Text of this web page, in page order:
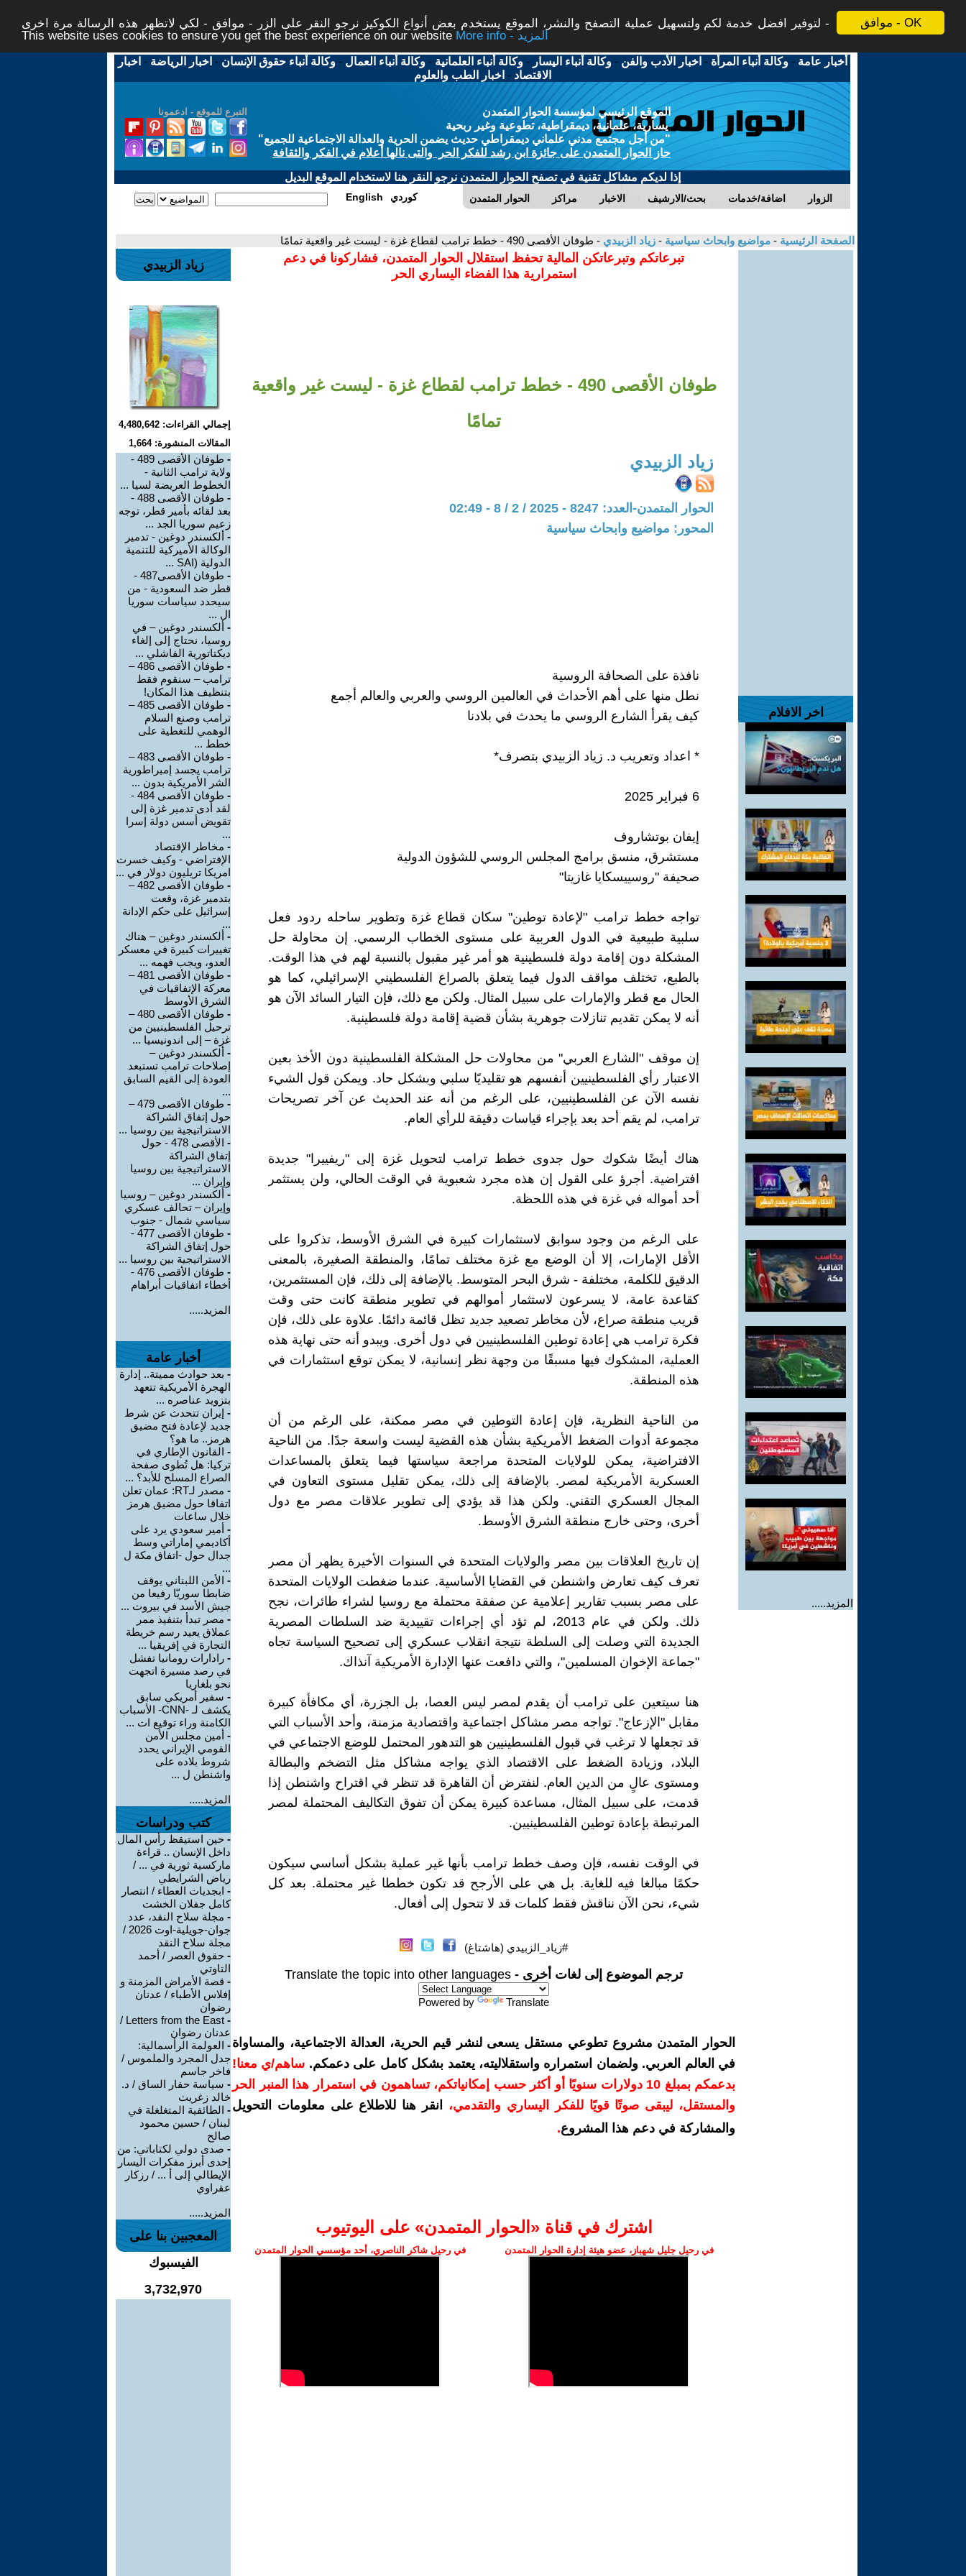
موافق - OK
لتوفير افضل خدمة لكم ولتسهيل عملية التصفح والنشر، الموقع يستخدم بعض أنواع الكوكيز نرجو النقر على الزر - موافق - لكي لاتظهر هذه الرسالة مرة اخرى -
This website uses cookies to ensure you get the best experience on our website
More info - المزيد
أخبار عامة -وكالة أنباء المرأة - اخبار الأدب والفن -وكالة أنباء اليسار -وكالة أنباء العلمانية -وكالة أنباء العمال -وكالة أنباء حقوق الإنسان - اخبار الرياضة - اخبار
الاقتصاد - اخبار الطب والعلوم
التبرع للموقع - ادعمونا
الموقع الرئيسي لمؤسسة الحوار المتمدن
يسارية، علمانية، ديمقراطية، تطوعية وغير ربحية
"من أجل مجتمع مدني علماني ديمقراطي حديث يضمن الحرية والعدالة الاجتماعية للجميع"
حاز الحوار المتمدن على جائزة ابن رشد للفكر الحر والتى نالها أعلام في الفكر والثقافة
إذا لديكم مشاكل تقنية في تصفح الحوار المتمدن نرجو النقر هنا لاستخدام الموقع البديل
الحوار المتمدن مراكز الاخبار بحث/الارشيف اضافة/خدمات الزوار English كوردي
الصفحة الرئيسية - مواضيع وابحاث سياسية - زياد الزبيدي - طوفان الأقصى 490 - خطط ترامب لقطاع غزة - ليست غير واقعية تمامًا
اخر الافلام
المزيد.....
تبرعاتكم وتبرعاتكن المالية تحفظ استقلال الحوار المتمدن، فشاركونا في دعم
استمرارية هذا الفضاء اليساري الحر
طوفان الأقصى 490 - خطط ترامب لقطاع غزة - ليست غير واقعية
تمامًا
زياد الزبيدي
الحوار المتمدن-العدد: 8247 - 2025 / 2 / 8 - 02:49
المحور: مواضيع وابحاث سياسية
نافذة على الصحافة الروسية
نطل منها على أهم الأحداث في العالمين الروسي والعربي والعالم أجمع
كيف يقرأ الشارع الروسي ما يحدث في بلادنا
* اعداد وتعريب د. زياد الزبيدي بتصرف*
6 فبراير 2025
إيفان بوتشاروف
مستشرق، منسق برامج المجلس الروسي للشؤون الدولية
صحيفة "روسييسكايا غازيتا"
تواجه خطط ترامب "لإعادة توطين" سكان قطاع غزة وتطوير ساحله ردود فعل
سلبية طبيعية في الدول العربية على مستوى الخطاب الرسمي. إن محاولة حل
المشكلة دون إقامة دولة فلسطينية هو أمر غير مقبول بالنسبة لهم في هذا الوقت.
بالطبع، تختلف مواقف الدول فيما يتعلق بالصراع الفلسطيني الإسرائيلي، كما هو
الحال مع قطر والإمارات على سبيل المثال. ولكن مع ذلك، فإن التيار السائد الآن هو
أنه لا يمكن تقديم تنازلات جوهرية بشأن قضية إقامة دولة فلسطينية.
إن موقف "الشارع العربي" من محاولات حل المشكلة الفلسطينية دون الأخذ بعين
الاعتبار رأي الفلسطينيين أنفسهم هو تقليديًا سلبي وبشكل حاد. ويمكن قول الشيء
نفسه الآن عن الفلسطينيين، على الرغم من أنه عند الحديث عن آخر تصريحات
ترامب، لم يقم أحد بعد بإجراء قياسات دقيقة للرأي العام.
هناك أيضًا شكوك حول جدوى خطط ترامب لتحويل غزة إلى "ريفييرا" جديدة
افتراضية. أجرؤ على القول إن هذه مجرد شعبوية في الوقت الحالي، ولن يستثمر
أحد أمواله في غزة في هذه اللحظة.
على الرغم من وجود سوابق لاستثمارات كبيرة في الشرق الأوسط، تذكروا على
الأقل الإمارات، إلا أن الوضع مع غزة مختلف تمامًا، والمنطقة الصغيرة، بالمعنى
الدقيق للكلمة، مختلفة - شرق البحر المتوسط. بالإضافة إلى ذلك، فإن المستثمرين،
كقاعدة عامة، لا يسرعون لاستثمار أموالهم في تطوير منطقة كانت حتى وقت
قريب منطقة صراع، لأن مخاطر تصعيد جديد تظل قائمة دائمًا. علاوة على ذلك، فإن
فكرة ترامب هي إعادة توطين الفلسطينيين في دول أخرى. ويبدو أنه حتى نهاية هذه
العملية، المشكوك فيها مسبقًا من وجهة نظر إنسانية، لا يمكن توقع استثمارات في
هذه المنطقة.
من الناحية النظرية، فإن إعادة التوطين في مصر ممكنة، على الرغم من أن
مجموعة أدوات الضغط الأمريكية بشأن هذه القضية ليست واسعة جدًا. من الناحية
الافتراضية، يمكن للولايات المتحدة مراجعة سياستها فيما يتعلق بالمساعدات
العسكرية الأمريكية لمصر. بالإضافة إلى ذلك، يمكن تقليل مستوى التعاون في
المجال العسكري التقني. ولكن هذا قد يؤدي إلى تطوير علاقات مصر مع دول
أخرى، وحتى خارج منطقة الشرق الأوسط.
إن تاريخ العلاقات بين مصر والولايات المتحدة في السنوات الأخيرة يظهر أن مصر
تعرف كيف تعارض واشنطن في القضايا الأساسية. عندما ضغطت الولايات المتحدة
على مصر بسبب تقارير إعلامية عن صفقة محتملة مع روسيا لشراء طائرات، نجح
ذلك. ولكن في عام 2013، لم تؤد أي إجراءات تقييدية ضد السلطات المصرية
الجديدة التي وصلت إلى السلطة نتيجة انقلاب عسكري إلى تصحيح السياسة تجاه
"جماعة الإخوان المسلمين"، والتي دافعت عنها الإدارة الأمريكية آنذاك.
هنا سيتعين على ترامب أن يقدم لمصر ليس العصا، بل الجزرة، أي مكافأة كبيرة
مقابل "الإزعاج". تواجه مصر مشاكل اجتماعية واقتصادية مزمنة، وأحد الأسباب التي
قد تجعلها لا ترغب في قبول الفلسطينيين هو التدهور المحتمل للوضع الاجتماعي في
البلاد، وزيادة الضغط على الاقتصاد الذي يواجه مشاكل مثل التضخم والبطالة
ومستوى عالٍ من الدين العام. لنفترض أن القاهرة قد تنظر في اقتراح واشنطن إذا
قدمت، على سبيل المثال، مساعدة كبيرة يمكن أن تفوق التكاليف المحتملة لمصر
المرتبطة بإعادة توطين الفلسطينيين.
في الوقت نفسه، فإن وصف خطط ترامب بأنها غير عملية بشكل أساسي سيكون
حكمًا مبالغا فيه للغاية. بل هي على الأرجح قد تكون خططا غير محتملة. بعد كل
شيء، نحن الآن نناقش فقط كلمات قد لا تتحول إلى أفعال.
#زياد_الزبيدي (هاشتاغ)
ترجم الموضوع إلى لغات أخرى - Translate the topic into other languages
Powered by Translate
الحوار المتمدن مشروع تطوعي مستقل يسعى لنشر قيم الحرية، العدالة الاجتماعية، والمساواة
في العالم العربي. ولضمان استمراره واستقلاليته، يعتمد بشكل كامل على دعمكم. ساهم/ي معنا!
بدعمكم بمبلغ 10 دولارات سنويًا أو أكثر حسب إمكانياتكم، تساهمون في استمرار هذا المنبر الحر
والمستقل، ليبقى صوتًا قويًا للفكر اليساري والتقدمي،
انقر هنا للاطلاع على معلومات التحويل
والمشاركة في دعم هذا المشروع.
اشترك في قناة ‫«الحوار المتمدن» على اليوتيوب
في رحيل جليل شهباز، عضو هيئة إدارة الحوار المتمدن في رحيل شاكر الناصري، أحد مؤسسي الحوار المتمدن
زياد الزبيدي
إجمالي القراءات: 4,480,642
المقالات المنشورة: 1,664
-
طوفان الأقصى 489 -
ولاية ترامب الثانية -
الخطوط العريضة لسيا ...
-
طوفان الأقصى 488 -
بعد لقائه بأمير قطر، توجه
زعيم سوريا الجد ...
- ألكسندر دوغين - تدمير
الوكالة الأميركية للتنمية
الدولية (SAI ...
-
طوفان الأقصى487 -
قطر ضد السعودية - من
سيحدد سياسات سوريا
ال ...
- ألكسندر دوغين – في
روسيا، نحتاج إلى إلغاء
ديكتاتورية الفاشلي ...
-
طوفان الأقصى 486 –
ترامب – سنقوم فقط
بتنظيف هذا المكان!
-
طوفان الأقصى 485 –
ترامب وصنع السلام
الوهمي للتغطية على
خطط ...
-
طوفان الأقصى 483 –
ترامب يجسد إمبراطورية
الشر الأمريكية بدون ...
-
طوفان الأقصى 484 -
لقد أدى تدمير غزة إلى
تقويض أسس دولة إسرا
...
- مخاطر الإقتصاد
الإفتراضي - وكيف خسرت
امريكا تريليون دولار في ...
-
طوفان الأقصى 482 –
بتدمير غزة، وقعت
إسرائيل على حكم الإدانة
...
- ألكسندر دوغين – هناك
تغييرات كبيرة في معسكر
العدو، ويجب فهمه ...
-
طوفان الأقصى 481 –
معركة الإتفاقيات في
الشرق الأوسط
-
طوفان الأقصى 480 –
ترحيل الفلسطينيين من
غزة – إلى اندونيسيا ...
- ألكسندر دوغين –
إصلاحات ترامب تستبعد
العودة إلى القيم السابق
...
-
طوفان الأقصى 479 –
حول إتفاق الشراكة
الاستراتيجية بين روسيا ...
-
الأقصى 478 - حول
إتفاق الشراكة
الاستراتيجية بين روسيا
وإيران ...
- ألكسندر دوغين – روسيا
وإيران – تحالف عسكري
سياسي شمال - جنوب
-
طوفان الأقصى 477 -
حول إتفاق الشراكة
الاستراتيجية بين روسيا ...
-
طوفان الأقصى 476 -
أخطاء اتفاقيات أبراهام
المزيد.....
أخبار عامة
- بعد حوادث مميتة.. إدارة
الهجرة الأمريكية تتعهد
بتزويد عناصره ...
- إيران تتحدث عن شرط
جديد لإعادة فتح مضيق
هرمز.. ما هو؟
- القانون الإطاري في
تركيا: هل تُطوى صفحة
الصراع المسلح للأبد؟ ...
-
مصدر لـRT: عمان تعلن
اتفاقا حول مضيق هرمز
خلال ساعات
- أمير سعودي يرد على
أكاديمي إماراتي وسط
جدال حول -اتفاق مكة ل
...
- الأمن اللبناني يوقف
ضابطا سوريّا رفيعا من
جيش الأسد في بيروت ...
- مصر تبدأ بتنفيذ ممر
عملاق يعيد رسم خريطة
التجارة في إفريقيا ...
- رادارات رومانيا تفشل
في رصد مسيرة اتجهت
نحو بلغاريا
- سفير أمريكي سابق
يكشف لـ -CNN- الأسباب
الكامنة وراء توقيع ات ...
- أمين مجلس الأمن
القومي الإيراني يحدد
شروط بلاده على
واشنطن ل ...
المزيد.....
كتب ودراسات
- حين استيقظ رأس المال
داخل الإنسان .. قراءة
ماركسية ثورية في ... /
رياض الشرايطي
- ابجديات العطاء / انتصار
كامل جفلان الخشت
- مجلة سلاح النقد، عدد
جوان-جويلية-اوت 2026 /
مجلة سلاح النقد
- حقوق العصر / أحمد
التاوتي
- قصة الأمراض المزمنة و
إفلاس الأطباء / عدنان
رضوان
-
Letters from the East /
عدنان رضوان
- العولمة الرأسمالية:
جدل المجرد والملموس /
فاخر جاسم
- سياسة حفار الساق / د.
خالد زغريت
- الطائفية المتغلغلة في
لبنان / حسين محمود
صالح
- صدى دولي لكتاباتي: من
إحدى أبرز مفكرات اليسار
الإيطالي إلى أ ... / رزكار
عقراوي
المزيد.....
المعجبين بنا على
الفيسبوك
3,732,970